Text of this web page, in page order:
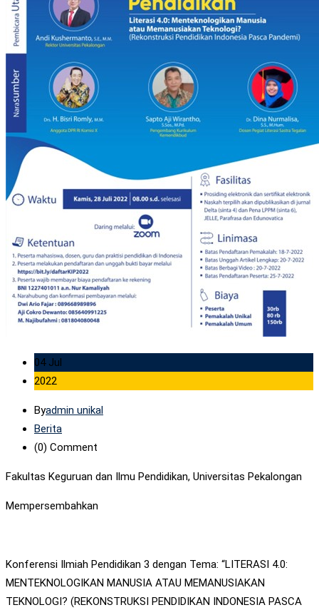
04 Jul
2022
Byadmin unikal
Berita
(0) Comment
Fakultas Keguruan dan Ilmu Pendidikan, Universitas Pekalongan
Mempersembahkan
Konferensi Ilmiah Pendidikan 3 dengan Tema: “LITERASI 4.0:
MENTEKNOLOGIKAN MANUSIA ATAU MEMANUSIAKAN
TEKNOLOGI? (REKONSTRUKSI PENDIDIKAN INDONESIA PASCA